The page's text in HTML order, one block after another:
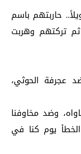
حاربتهم باسم
ثم تركتهم وهربت
عجرفة الحوثي،
وضد مخاوفنا
يوم كنا في